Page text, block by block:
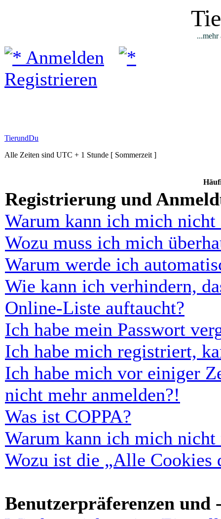
...mehr
Anmelden
Registrieren
TierundDu
Alle Zeiten sind UTC + 1 Stunde [ Sommerzeit ]
Registrierung und
Warum kann ich mich nicht
Wozu muss ich mich
Warum werde ich
Wie kann ich verhindern,
Online-Liste auftaucht?
Ich habe mein Passwort
Ich habe mich registriert,
Ich habe mich vor einiger
nicht mehr anmelden?!
Was ist COPPA?
Warum kann ich mich nicht
Wozu ist die „Alle Cookies
Benutzerpräferenzen und